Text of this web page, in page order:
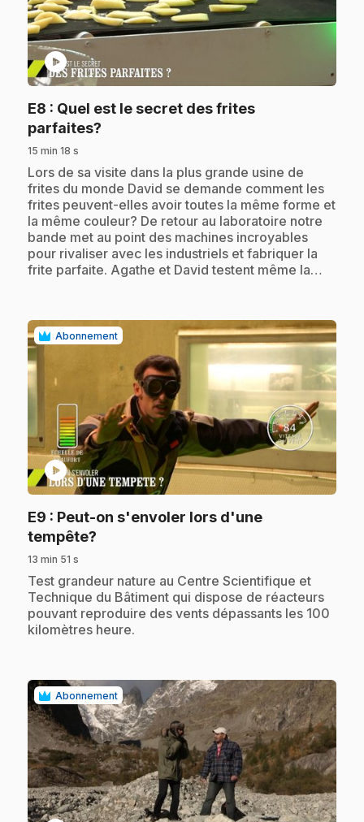
play_circle
E8 : Quel est le secret des frites
parfaites?
15 min 18 s
.Lors de sa visite dans la plus grande usine de
frites du monde David se demande comment les
frites peuvent-elles avoir toutes la même forme et
la même couleur? De retour au laboratoire notre
bande met au point des machines incroyables
pour rivaliser avec les industriels et fabriquer la
frite parfaite. Agathe et David testent même la…
Abonnement
play_circle
E9 : Peut-on s'envoler lors d'une
tempête?
13 min 51 s
.Test grandeur nature au Centre Scientifique et
Technique du Bâtiment qui dispose de réacteurs
pouvant reproduire des vents dépassants les 100
kilomètres heure.
Abonnement